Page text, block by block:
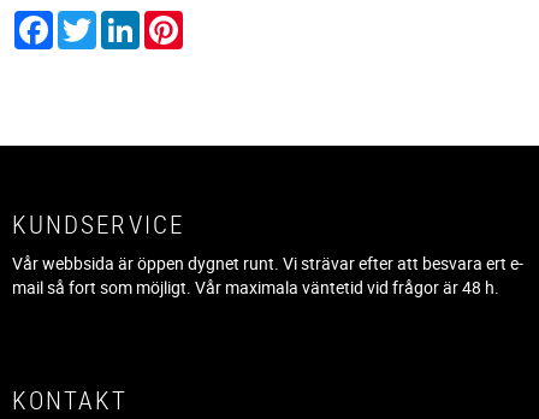
Facebook
TwitterLinkedIn
KUNDSERVICE
Vår webbsida är öppen dygnet runt. Vi strävar efter att besvara ert e-
mail så fort som möjligt. Vår maximala väntetid vid frågor är 48 h.
KONTAKT